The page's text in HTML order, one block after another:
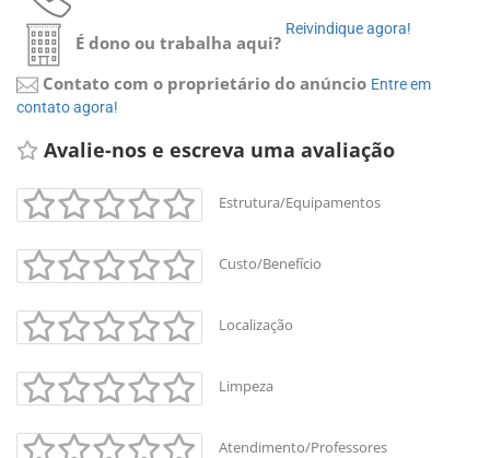
É dono ou trabalha aqui?
Reivindique agora!
Contato com o proprietário do anúncio Entre em
contato agora!
Avalie-nos e escreva uma avaliação
Estrutura/Equipamentos
Custo/Benefício
Localização
Limpeza
Atendimento/Professores